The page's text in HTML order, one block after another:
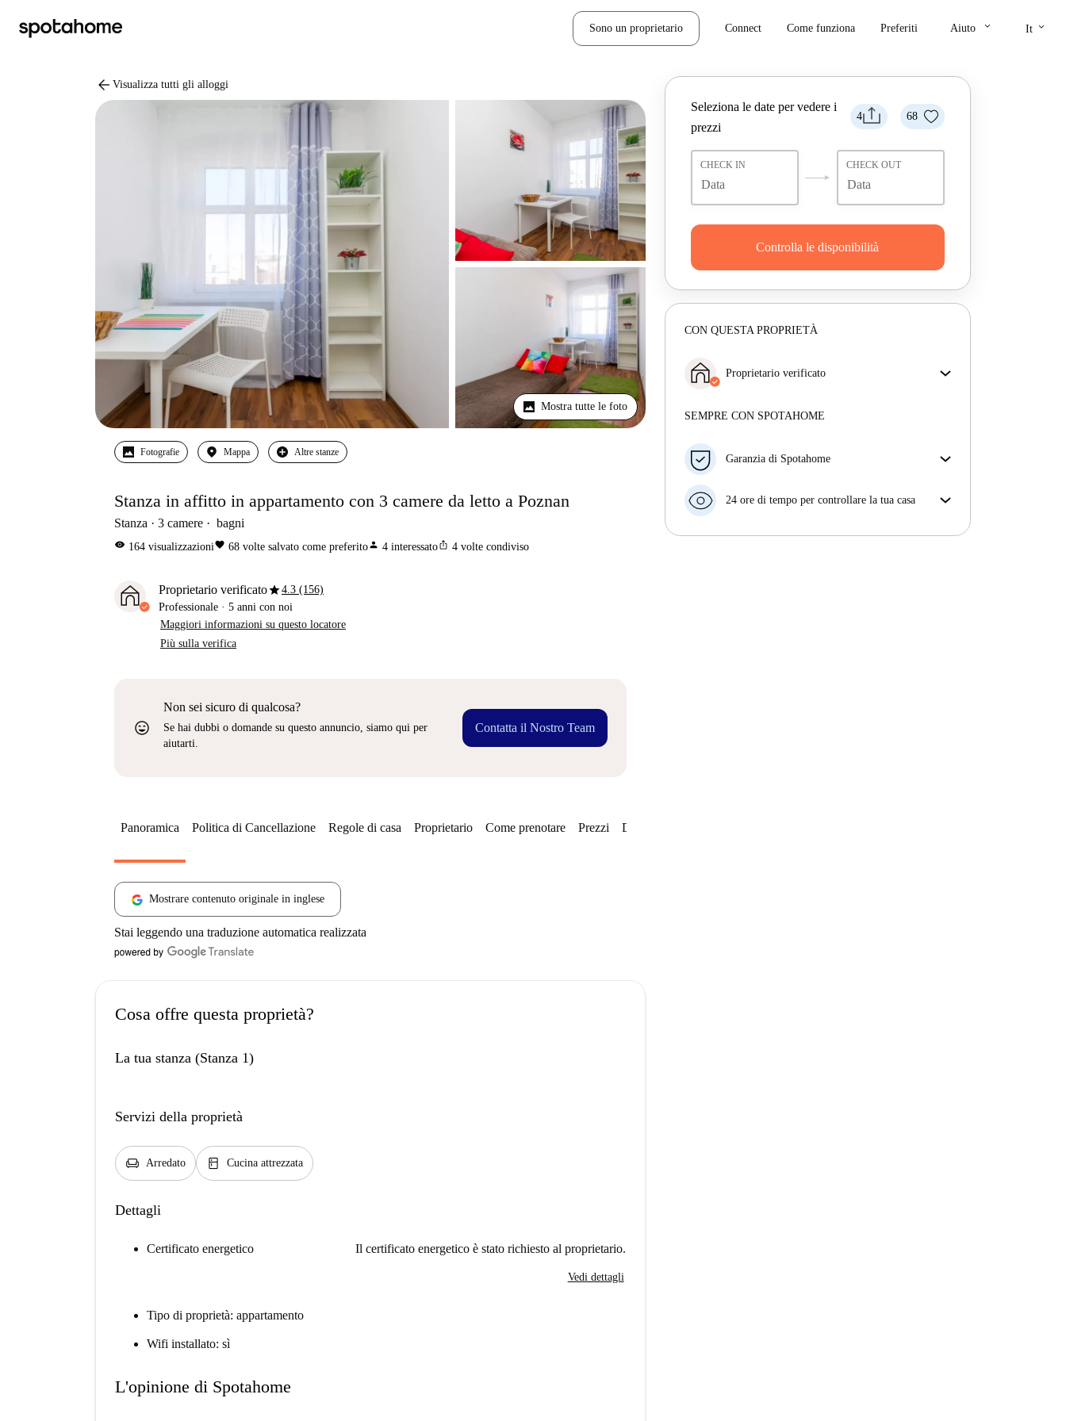
Sono un proprietario Connect Come funziona Preferiti Aiuto keyboard_arrow_down It keyboard_arrow_down
arrow_back Visualizza tutti gli alloggi
Mostra tutte le foto
Fotografie Mappa Altre stanze
Stanza in affitto in appartamento con 3 camere da letto a Poznan
Stanza 3 camere bagni
visibility 164 visualizzazionifavorite 68 volte salvato come preferitoperson 4 interessatoios_share 4 volte condiviso
Proprietario verificatostar4.3 (156)
Professionale · 5 anni con noi
Maggiori informazioni su questo locatore
Più sulla verifica
sentiment_very_satisfied
Non sei sicuro di qualcosa?
Se hai dubbi o domande su questo annuncio, siamo qui per
aiutarti.
Contatta il Nostro Team
4 68
Seleziona le date per vedere i
prezzi
CHECK IN CHECK OUT
Controlla le disponibilità
CON QUESTA PROPRIETÀ
Proprietario verificato
Maggiori informazioni su questo locatore
SEMPRE CON SPOTAHOME
Garanzia di Spotahome
con breve preavviso, noi A) ti pagheremo un hotel e
B) ti rimborseremo totalmente
24 ore di tempo per controllare la tua casa
Panoramica Politica di Cancellazione Regole di casa Proprietario Come prenotare Prezzi Disponibilità
Mostrare contenuto originale in inglese
Stai leggendo una traduzione automatica realizzata
Cosa offre questa proprietà?
La tua stanza (Stanza 1)
Servizi della proprietà
chair Arredato kitchen Cucina attrezzata
Dettagli
Certificato energetico Il certificato energetico è stato richiesto al proprietario.
Vedi dettagli
Tipo di proprietà: appartamento
Wifi installato: sì
L'opinione di Spotahome